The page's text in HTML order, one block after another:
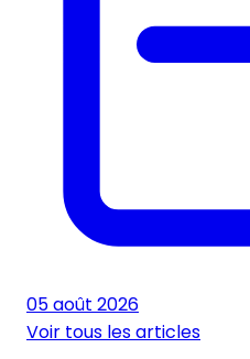
05 août 2026
Voir tous les articles